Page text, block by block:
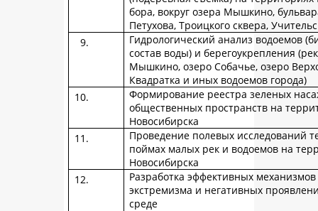
бора, вокруг озера Мышкино,
Петухова, Троицкого сквера,
Гидрологический анализ водоемов
состав воды) и берегоукрепления
Мышкино, озеро Собачье, озеро
Квадратка и иных водоемов города)
Формирование реестра зеленых
общественных пространств на
Новосибирска
Проведение полевых исследований
поймах малых рек и водоемов на
Новосибирска
Разработка эффективных
экстремизма и негативных
среде